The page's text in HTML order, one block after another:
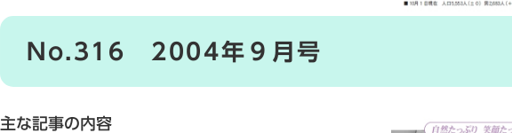
No.316 2004年９月号
主な記事の内容